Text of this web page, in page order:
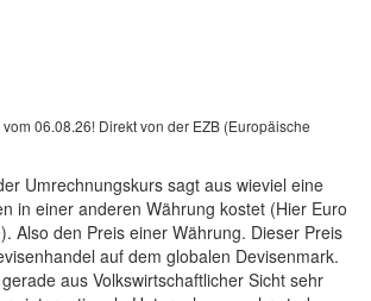
06.08.26! Direkt von der EZB (Europäische
Umrechnungskurs sagt aus wieviel eine
in einer anderen Währung kostet (Hier Euro
Also den Preis einer Währung. Dieser Preis
auf dem globalen Devisenmark.
aus Volkswirtschaftlicher Sicht sehr